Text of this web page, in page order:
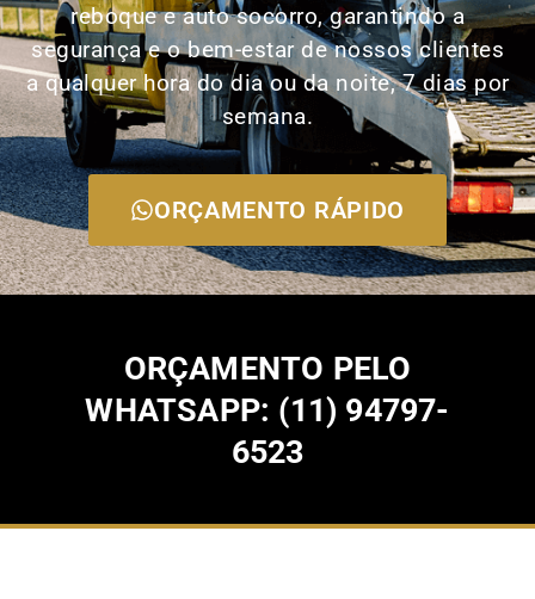
reboque e auto socorro, garantindo a
segurança e o bem-estar de nossos clientes
a qualquer hora do dia ou da noite, 7 dias por
semana.
ORÇAMENTO RÁPIDO
ORÇAMENTO PELO
WHATSAPP: (11) 94797-
6523